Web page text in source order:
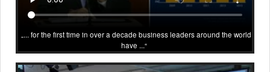
... for the first time in over a decade business leaders around the world
have ...